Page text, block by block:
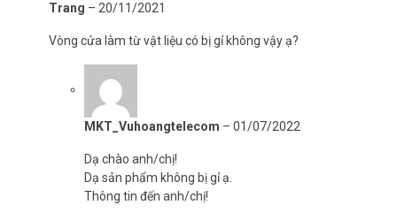
Trang – 20/11/2021
Vòng cửa làm từ vật liệu có bị gỉ không vậy ạ?
MKT_Vuhoangtelecom – 01/07/2022
Dạ chào anh/chị!
Dạ sản phẩm không bị gỉ ạ.
Thông tin đến anh/chị!